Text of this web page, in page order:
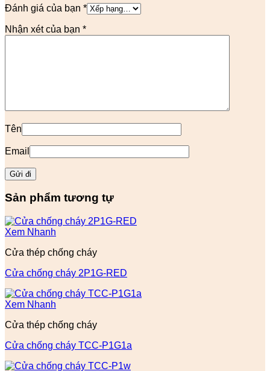
Đánh giá của bạn *
Nhận xét của bạn *
Tên
Email
Sản phẩm tương tự
Xem Nhanh
Cửa thép chống cháy
Cửa chống cháy 2P1G-RED
Xem Nhanh
Cửa thép chống cháy
Cửa chống cháy TCC-P1G1a